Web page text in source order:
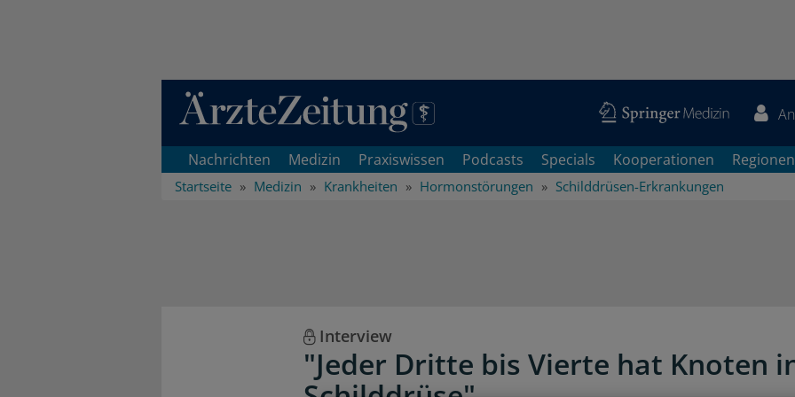
Direkt zum Inhaltsbereich
Nachrichten Medizin Praxiswissen Podcasts Specials Kooperationen Regionen
Startseite Medizin Krankheiten Hormonstörungen Schilddrüsen-Erkrankungen
Interview
"Jeder Dritte bis Vierte hat Knoten